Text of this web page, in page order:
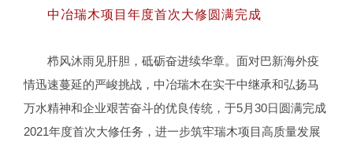
中冶瑞木项目年度首次大修圆满完成
栉风沐雨见肝胆，砥砺奋进续华章。面对巴新海外疫
情迅速蔓延的严峻挑战，中冶瑞木在实干中继承和弘扬马
万水精神和企业艰苦奋斗的优良传统，于5月30日圆满完成
2021年度首次大修任务，进一步筑牢瑞木项目高质量发展